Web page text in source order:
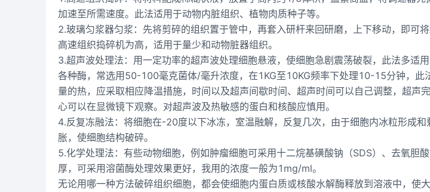
加速至所需速度。此法适用于动物内脏组织、植物肉质种子等。
2.玻璃匀浆器匀浆：先将剪碎的组织置于管中，再套入研杆来回研磨，上下移动，即可
高速组织捣碎机为高，适用于量少和动物脏器组织。
3.超声波处理法：用一定功率的超声波处理细胞悬液，使细胞急剧震荡破裂，此法多适
各种酶，常选用50-100毫克菌体/毫升浓度，在1KG至10KG频率下处理10-15分钟，此
量的热，应采取相应降温措施，时间以及超声间歇时间、超声时间可以自己调整，超声
心可以在显微镜下观察。对超声波及热敏感的蛋白和核酸应慎用。
4.反复冻融法：将细胞在-20度以下冰冻，室温融解，反复几次，由于细胞内冰粒形成
胀，使细胞结构破碎。
5.化学处理法：有些动物细胞，例如肿瘤细胞可采用十二烷基磺酸钠（SDS）、去氧胆
厚，可采用溶菌酶处理效果更好，我用的浓度一般为1mg/ml。
无论用哪一种方法破碎组织细胞，都会使细胞内蛋白质或核酸水解酶释放到溶液中，使